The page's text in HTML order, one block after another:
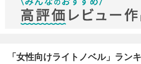
東京Ｓ黄尾探偵団 魔都に鳴く龍
東京Ｓ黄尾探偵団 君にささげる花束
東京Ｓ黄尾探偵団 Ｓの葬列
「女性向けライトノベル」ラン